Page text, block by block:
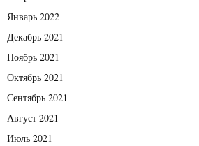
Январь 2022
Декабрь 2021
Ноябрь 2021
Октябрь 2021
Сентябрь 2021
Август 2021
Июль 2021